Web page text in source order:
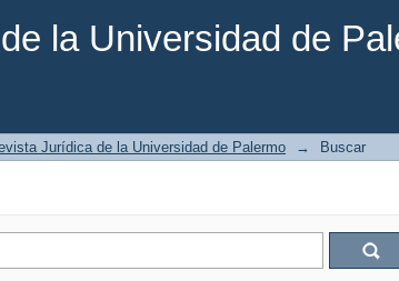
la Universidad de
Jurídica de la Universidad de Palermo → Buscar